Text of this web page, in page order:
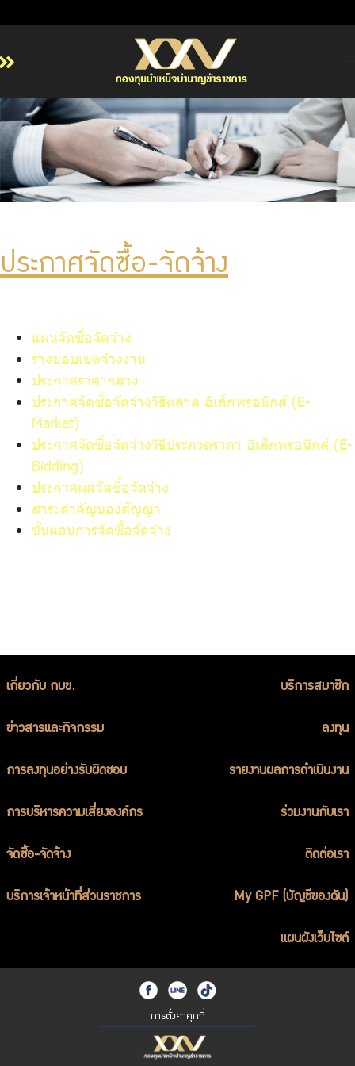
หน้าหลัก
เกี่ยวกับ กบข.
บริการสมาชิก
ลงทุน
รายงานผลการดำเนินงาน
บริการเจ้าหน้าที่ส่วนราชการ
ร่วมงานกับเรา
ติดต่อเรา
ไทย | Eng
ประกาศจัดซื้อ-จัดจ้าง
แผนจัดซื้อจัดจ้าง
ร่างขอบเขตจ้างงาน
ประกาศราคากลาง
ประกาศจัดซื้อจัดจ้างวิธีตลาด อิเล็กทรอนิกส์ (E-
Market)
ประกาศจัดซื้อจัดจ้างวิธีประกวดราคา อิเล็กทรอนิกส์ (E-
Bidding)
ประกาศผลจัดซื้อจัดจ้าง
สาระสำคัญของสัญญา
ขั้นตอนการจัดซื้อจัดจ้าง
เกี่ยวกับ กบข. บริการสมาชิก
ข่าวสารและกิจกรรม ลงทุน
การลงทุนอย่างรับผิดชอบ รายงานผลการดำเนินงาน
การบริหารความเสี่ยงองค์กร ร่วมงานกับเรา
จัดซื้อ-จัดจ้าง ติดต่อเรา
บริการเจ้าหน้าที่ส่วนราชการ My GPF (บัญชีของฉัน)
แผนผังเว็บไซต์
การตั้งค่าคุกกี้